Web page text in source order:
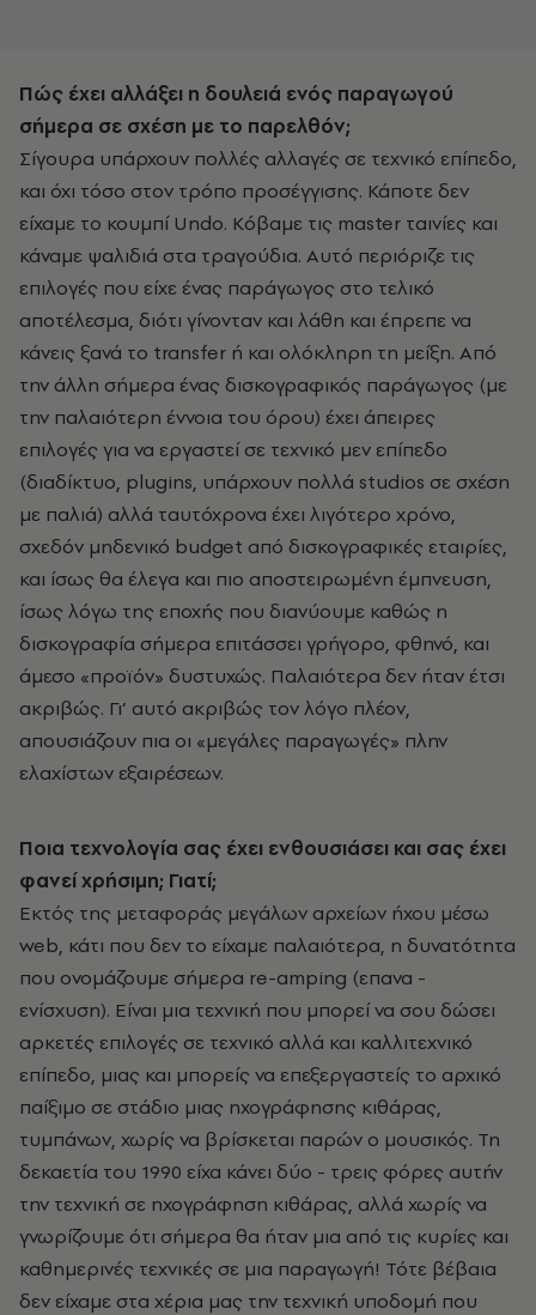
Πώς έχει αλλάξει η δουλειά ενός παραγωγού
σήμερα σε σχέση με το παρελθόν;
Σίγουρα υπάρχουν πολλές αλλαγές σε τεχνικό επίπεδο,
και όχι τόσο στον τρόπο προσέγγισης. Κάποτε δεν
είχαμε το κουμπί Undo. Κόβαμε τις master ταινίες και
κάναμε ψαλιδιά στα τραγούδια. Αυτό περιόριζε τις
επιλογές που είχε ένας παράγωγος στο τελικό
αποτέλεσμα, διότι γίνονταν και λάθη και έπρεπε να
κάνεις ξανά το transfer ή και ολόκληρη τη μείξη. Από
την άλλη σήμερα ένας δισκογραφικός παράγωγος (με
την παλαιότερη έννοια του όρου) έχει άπειρες
επιλογές για να εργαστεί σε τεχνικό μεν επίπεδο
(διαδίκτυο, plugins, υπάρχουν πολλά studios σε σχέση
με παλιά) αλλά ταυτόχρονα έχει λιγότερο χρόνο,
σχεδόν μηδενικό budget από δισκογραφικές εταιρίες,
και ίσως θα έλεγα και πιο αποστειρωμένη έμπνευση,
ίσως λόγω της εποχής που διανύουμε καθώς η
δισκογραφία σήμερα επιτάσσει γρήγορο, φθηνό, και
άμεσο «προϊόν» δυστυχώς. Παλαιότερα δεν ήταν έτσι
ακριβώς. Γι’ αυτό ακριβώς τον λόγο πλέον,
απουσιάζουν πια οι «μεγάλες παραγωγές» πλην
ελαχίστων εξαιρέσεων.
Ποια τεχνολογία σας έχει ενθουσιάσει και σας έχει
φανεί χρήσιμη; Γιατί;
Εκτός της μεταφοράς μεγάλων αρχείων ήχου μέσω
web, κάτι που δεν το είχαμε παλαιότερα, η δυνατότητα
που ονομάζουμε σήμερα re-amping (επανα -
ενίσχυση). Είναι μια τεχνική που μπορεί να σου δώσει
αρκετές επιλογές σε τεχνικό αλλά και καλλιτεχνικό
επίπεδο, μιας και μπορείς να επεξεργαστείς το αρχικό
παίξιμο σε στάδιο μιας ηχογράφησης κιθάρας,
τυμπάνων, χωρίς να βρίσκεται παρών ο μουσικός. Τη
δεκαετία του 1990 είχα κάνει δύο - τρεις φόρες αυτήν
την τεχνική σε ηχογράφηση κιθάρας, αλλά χωρίς να
γνωρίζουμε ότι σήμερα θα ήταν μια από τις κυρίες και
καθημερινές τεχνικές σε μια παραγωγή! Τότε βέβαια
δεν είχαμε στα χέρια μας την τεχνική υποδομή που